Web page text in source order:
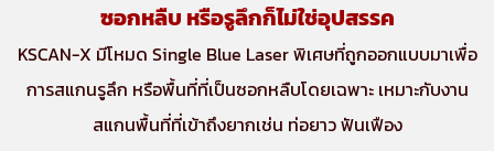
ซอกหลืบ หรือรูลึกก็ไม่ใช่อุปสรรค
KSCAN-X มีโหมด Single Blue Laser พิเศษที่ถูกออกแบบมาเพื่อ
การสแกนรูลึก หรือพื้นที่ที่เป็นซอกหลืบโดยเฉพาะ เหมาะกับงาน
สแกนพื้นที่ที่เข้าถึงยากเช่น ท่อยาว ฟันเฟือง